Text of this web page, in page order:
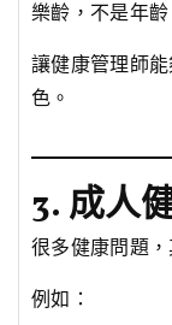
樂齡，不是年
讓健康管理師
色。
3. 成人
很多健康問題
例如：